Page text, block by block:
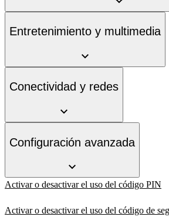
Entretenimiento y multimedia
Conectividad y redes
Configuración avanzada
Activar o desactivar el uso del código PIN
Activar o desactivar el uso del código de